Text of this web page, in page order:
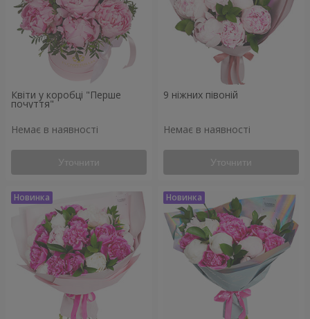
Квіти у коробці "Перше
почуття"
Немає в наявності
Уточнити
9 ніжних півоній
Немає в наявності
Уточнити